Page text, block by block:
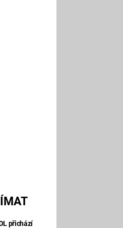
přichází